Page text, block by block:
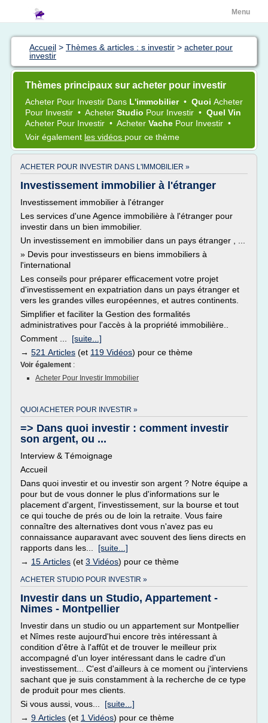
Menu
Accueil > Thèmes & articles : s investir > acheter pour
investir
Thèmes principaux sur acheter pour investir
Acheter Pour Investir Dans L'immobilier • Quoi Acheter
Pour Investir • Acheter Studio Pour Investir • Quel Vin
Acheter Pour Investir • Acheter Vache Pour Investir •
Voir également les vidéos pour ce thème
ACHETER POUR INVESTIR DANS L'IMMOBILIER »
Investissement immobilier à l'étranger
Investissement immobilier à l'étranger
Les services d'une Agence immobilière à l'étranger pour
investir dans un bien immobilier.
Un investissement en immobilier dans un pays étranger , ...
» Devis pour investisseurs en biens immobiliers à
l'international
Les conseils pour préparer efficacement votre projet
d'investissement en expatriation dans un pays étranger et
vers les grandes villes européennes, et autres continents.
Simplifier et faciliter la Gestion des formalités
administratives pour l'accès à la propriété immobilière..
Comment ... [suite...]
→ 521 Articles (et 119 Vidéos) pour ce thème
Voir également :
Acheter Pour Investir Immobilier
QUOI ACHETER POUR INVESTIR »
=> Dans quoi investir : comment investir
son argent, ou ...
Interview & Témoignage
Accueil
Dans quoi investir et ou investir son argent ? Notre équipe a
pour but de vous donner le plus d'informations sur le
placement d'argent, l'investissement, sur la bourse et tout
ce qui touche de prés ou de loin la retraite. Vous faire
connaître des alternatives dont vous n'avez pas eu
connaissance auparavant avec souvent des liens directs en
rapports dans les... [suite...]
→ 15 Articles (et 3 Vidéos) pour ce thème
ACHETER STUDIO POUR INVESTIR »
Investir dans un Studio, Appartement -
Nimes - Montpellier
Investir dans un studio ou un appartement sur Montpellier
et Nîmes reste aujourd'hui encore très intéressant à
condition d'être à l'affût et de trouver le meilleur prix
accompagné d'un loyer intéressant dans le cadre d'un
investissement... C'est d'ailleurs à ce moment ou j'interviens
sachant que je suis constamment à la recherche de ce type
de produit pour mes clients.
Si vous aussi, vous... [suite...]
→ 9 Articles (et 1 Vidéos) pour ce thème